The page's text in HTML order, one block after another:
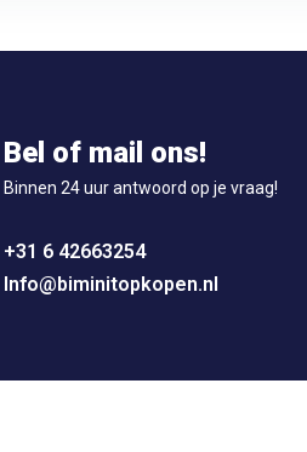
Bel of mail ons!
Binnen 24 uur antwoord op je vraag!
+31 6 42663254
Info@biminitopkopen.nl